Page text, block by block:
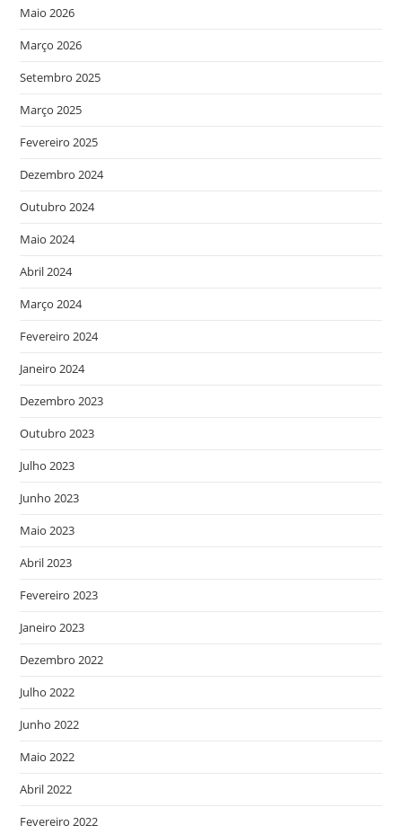
Maio 2026
Março 2026
Setembro 2025
Março 2025
Fevereiro 2025
Dezembro 2024
Outubro 2024
Maio 2024
Abril 2024
Março 2024
Fevereiro 2024
Janeiro 2024
Dezembro 2023
Outubro 2023
Julho 2023
Junho 2023
Maio 2023
Abril 2023
Fevereiro 2023
Janeiro 2023
Dezembro 2022
Julho 2022
Junho 2022
Maio 2022
Abril 2022
Fevereiro 2022